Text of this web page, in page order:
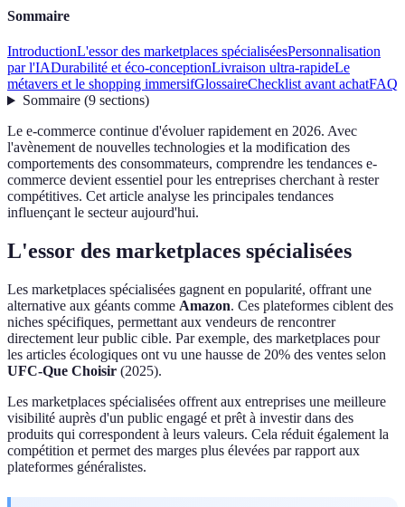
Sommaire
IntroductionL'essor des marketplaces spécialiséesPersonnalisation
par l'IADurabilité et éco-conceptionLivraison ultra-rapideLe
métavers et le shopping immersifGlossaireChecklist avant achatFAQ
Sommaire(9 sections)
Le e-commerce continue d'évoluer rapidement en 2026. Avec
l'avènement de nouvelles technologies et la modification des
comportements des consommateurs, comprendre les tendances e-
commerce devient essentiel pour les entreprises cherchant à rester
compétitives. Cet article analyse les principales tendances
influençant le secteur aujourd'hui.
L'essor des marketplaces spécialisées
Les marketplaces spécialisées gagnent en popularité, offrant une
alternative aux géants comme Amazon. Ces plateformes ciblent des
niches spécifiques, permettant aux vendeurs de rencontrer
directement leur public cible. Par exemple, des marketplaces pour
les articles écologiques ont vu une hausse de 20% des ventes selon
UFC-Que Choisir (2025).
Les marketplaces spécialisées offrent aux entreprises une meilleure
visibilité auprès d'un public engagé et prêt à investir dans des
produits qui correspondent à leurs valeurs. Cela réduit également la
compétition et permet des marges plus élevées par rapport aux
plateformes généralistes.